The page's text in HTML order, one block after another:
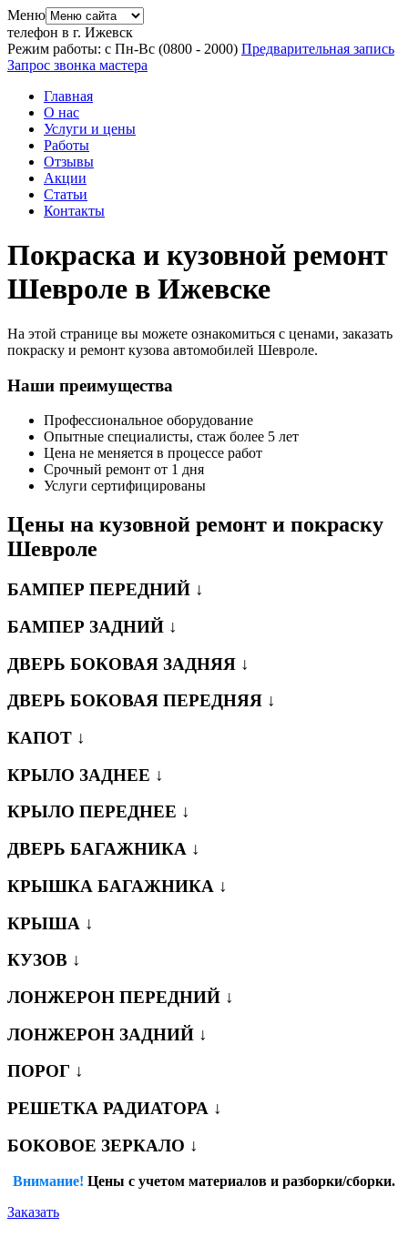
Меню
телефон в г. Ижевск
Режим работы: с Пн-Вс (0800 - 2000) Предварительная запись
Запрос звонка мастера
Главная
О нас
Услуги и цены
Работы
Отзывы
Акции
Статьи
Контакты
Покраска и кузовной ремонт
Шевроле в Ижевске
На этой странице вы можете ознакомиться с ценами, заказать
покраску и ремонт кузова автомобилей Шевроле.
Наши преимущества
Профессиональное оборудование
Опытные специалисты, стаж более 5 лет
Цена не меняется в процессе работ
Срочный ремонт от 1 дня
Услуги сертифицированы
Цены на кузовной ремонт и покраску
Шевроле
БАМПЕР ПЕРЕДНИЙ ↓
БАМПЕР ЗАДНИЙ ↓
ДВЕРЬ БОКОВАЯ ЗАДНЯЯ ↓
ДВЕРЬ БОКОВАЯ ПЕРЕДНЯЯ ↓
КАПОТ ↓
КРЫЛО ЗАДНЕЕ ↓
КРЫЛО ПЕРЕДНЕЕ ↓
ДВЕРЬ БАГАЖНИКА ↓
КРЫШКА БАГАЖНИКА ↓
КРЫША ↓
КУЗОВ ↓
ЛОНЖЕРОН ПЕРЕДНИЙ ↓
ЛОНЖЕРОН ЗАДНИЙ ↓
ПОРОГ ↓
РЕШЕТКА РАДИАТОРА ↓
БОКОВОЕ ЗЕРКАЛО ↓
Внимание! Цены с учетом материалов и разборки/сборки.
Заказать